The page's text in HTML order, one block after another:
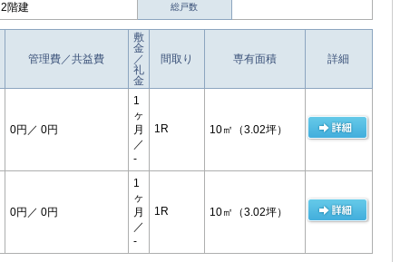
2階建 総戸数
管理費／共益費
敷
金
／
礼
金
間取り 専有面積 詳細
0円 ／ 0円
1
ヶ
月
／
-
1R 10㎡ （3.02坪）
0円 ／ 0円
1
ヶ
月
／
-
1R 10㎡ （3.02坪）